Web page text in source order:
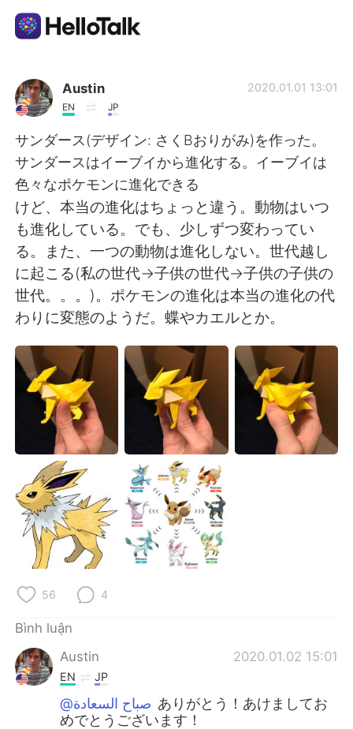
Ứng dụng trao đổi ngôn ngữ
AI Grammar Checker
Tiếng Việt
English 简体中文
繁體中文 Español
العربية Français
Deutsch
한국어 Русский
ไทย Indonesia
Italiano Türkçe
Português
Austin
EN JP
2020.01.01 13:01
サンダース(デザイン: さくBおりがみ)を作った。
サンダースはイーブイから進化する。イーブイは
色々なポケモンに進化できる
けど、本当の進化はちょっと違う。動物はいつ
も進化している。でも、少しずつ変わってい
る。また、一つの動物は進化しない。世代越し
に起こる(私の世代→子供の世代→子供の子供の
世代。。。)。ポケモンの進化は本当の進化の代
わりに変態のようだ。蝶やカエルとか。
56 4
Bình luận
Austin
2020.01.02 15:01
EN JP
@صباح السعادة ありがとう！あけましてお
めでとうございます！